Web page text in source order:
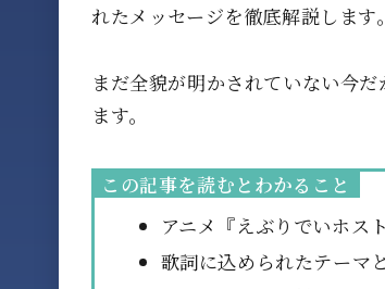
れたメッセージを徹底解説します。
まだ全貌が明かされていない今
ます。
この記事を読むとわかること
アニメ『えぶりでいホス
歌詞に込められたテーマ